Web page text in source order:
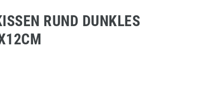
RUND DUNKLES